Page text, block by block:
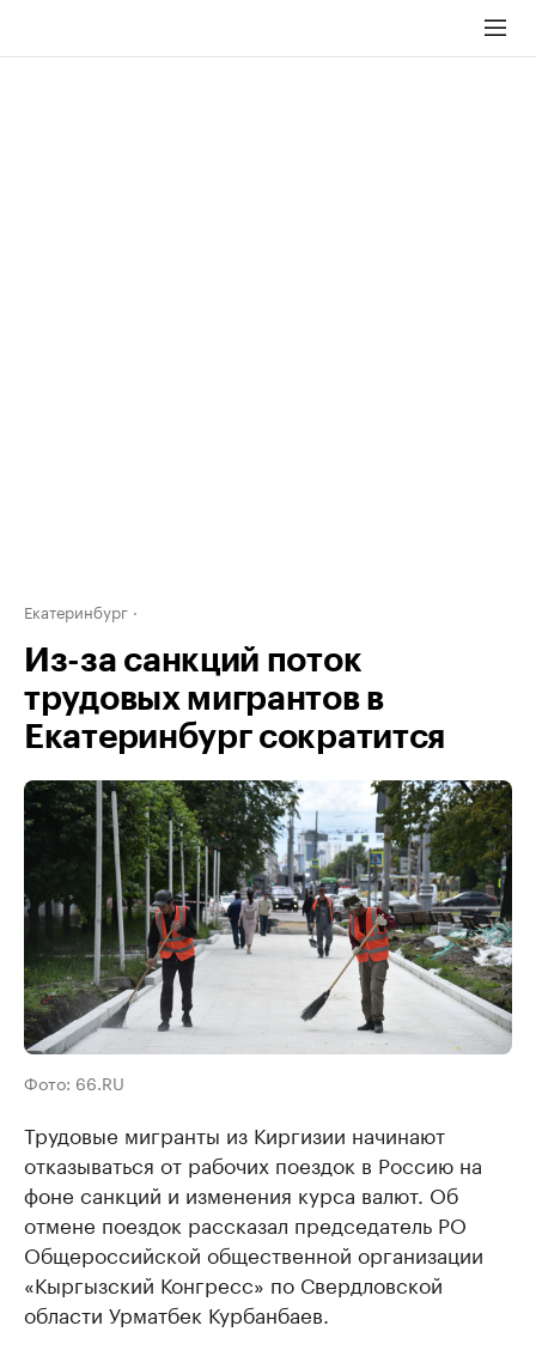
Екатеринбург
Из-за санкций поток
трудовых мигрантов в
Екатеринбург сократится
Фото: 66.RU
Трудовые мигранты из Киргизии начинают
отказываться от рабочих поездок в Россию на
фоне санкций и изменения курса валют. Об
отмене поездок рассказал председатель РО
Общероссийской общественной организации
«Кыргызский Конгресс» по Свердловской
области Урматбек Курбанбаев.